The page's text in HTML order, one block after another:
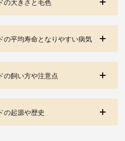
の平均寿命となりやすい病気
の飼い方や注意点
の起源や歴史